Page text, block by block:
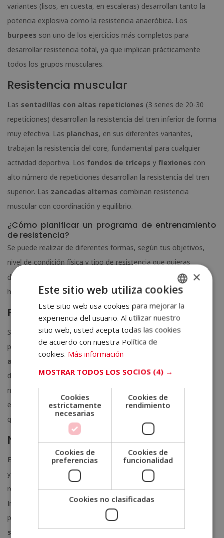
variantes (lisos, en cuesta, en escaleras) desarrollan tanto la
potencia explosiva como la resistencia anaeróbica. Los
burpees son uno de los ejercicios más completos para
desarrollar resistencia total, ya que implican prácticamente
todos los grupos musculares.
Resistencia muscular
Las sentadillas con altas repeticiones (3 series de 20-30
repeticiones) desarrollan la resistencia del tren inferior de forma
muy efectiva. Las planchas, en sus diferentes variantes,
trabajan la resistencia del core, fundamental para cualquier
actividad deportiva. Los fondos de tríceps y flexiones con
alto número de repeticiones desarrollan la resistencia del tren
superior. Las zancadas alternas combinan resistencia
muscular con coordinación y equilibrio.
¿Cómo planificar un programa de entrenamiento
de resistencia?
Se puede realizar de diferentes formas, según tus objetivos,
nivel de condición física y tipo de resistencia que quieras
desarrollar (aeróbica o anaeróbica). Aquí te explico cómo
hacerlo paso a paso:
Principiantes
Si estás empezando, lo más importante es establecer una
progresión gradual. Comienza con 10-15 minutos de
actividad aeróbica
duración en 5 minutos cada semana hasta alcanzar los 30
minutos. Prioriza la constancia sobre la intensidad: es más
efectivo entrenar de forma regular con intensidad moderada
que hacerlo de forma esporádica con máximo esfuerzo.
Nivel intermedio
En este nivel puede incorporar el entrenamiento por intervalos
y aumentar la variedad de ejercicios. Alterna sesiones de
resistencia aeróbica larga con sesiones de HIIT cortas.
Introduce trabajo de resistencia muscular con ejercicios de
peso corporal o con cargas ligeras. Apunta a
semanalesde entre 30 y 45 minutos.
SPANISH
PORTUGUESE
×
Este sitio web utiliza cookies
Este sitio web usa cookies para mejorar la
experiencia del usuario. Al utilizar nuestro
sitio web, usted acepta todas las cookies
de acuerdo con nuestra Política de
cookies. Más información
MOSTRAR TODOS LOS SOCIOS (4) →
Cookies
estrictamente
necesarias
Cookies de
rendimiento
Cookies de
preferencias
Cookies de
funcionalidad
Cookies no clasificadas